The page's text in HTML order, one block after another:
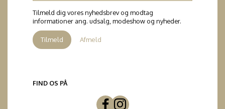
Tilmeld dig vores nyhedsbrev og modtag
informationer ang. udsalg, modeshow og nyheder.
Tilmeld Afmeld
FIND OS PÅ